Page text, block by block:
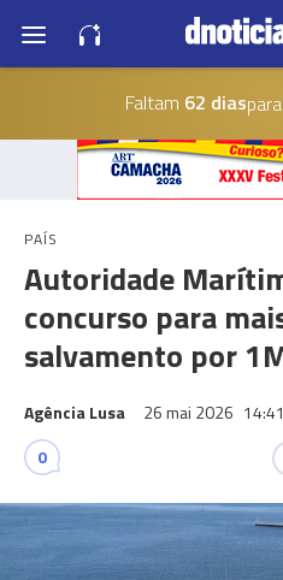
Faltam 62 dias
PAÍS
Autoridade
concurso para
salvamento por
Agência Lusa 26 mai 2026 14:41
0